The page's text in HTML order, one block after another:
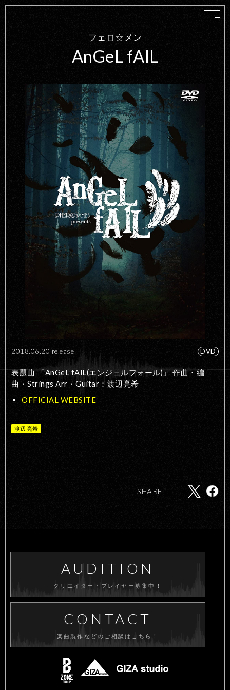
フェロ☆メン
AnGeL fAlL
2018.06.20 release DVD
表題曲 「AnGeL fAlL(エンジェルフォール)」 作曲・編
曲・Strings Arr・Guitar：渡辺亮希
OFFICIAL WEBSITE
渡辺 亮希
SHARE
AUDITION
クリエイター・プレイヤー募集中！
CONTACT
楽曲製作などのご相談はこちら！